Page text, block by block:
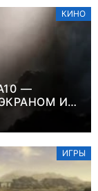
КИНО
—
И
ИГРЫ